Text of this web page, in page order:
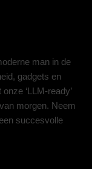
man in de
gadgets en
‘LLM-ready’
morgen. Neem
succesvolle